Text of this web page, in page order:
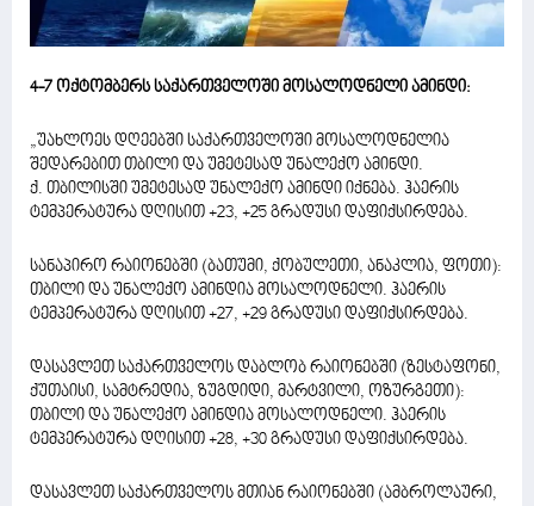
4-7 ოქტომბერს საქართველოში მოსალოდნელი ამინდი:
„უახლოეს დღეებში საქართველოში მოსალოდნელია
შედარებით თბილი და უმეტესად უნალექო ამინდი.
ქ. თბილისში უმეტესად უნალექო ამინდი იქნება. ჰაერის
ტემპერატურა დღისით +23, +25 გრადუსი დაფიქსირდება.
სანაპირო რაიონებში (ბათუმი, ქობულეთი, ანაკლია, ფოთი):
თბილი და უნალექო ამინდია მოსალოდნელი. ჰაერის
ტემპერატურა დღისით +27, +29 გრადუსი დაფიქსირდება.
დასავლეთ საქართველოს დაბლობ რაიონებში (ზესტაფონი,
ქუთაისი, სამტრედია, ზუგდიდი, მარტვილი, ოზურგეთი):
თბილი და უნალექო ამინდია მოსალოდნელი. ჰაერის
ტემპერატურა დღისით +28, +30 გრადუსი დაფიქსირდება.
დასავლეთ საქართველოს მთიან რაიონებში (ამბროლაური,